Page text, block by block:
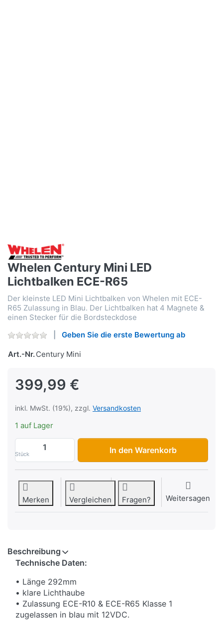
Whelen Century Mini LED
Lichtbalken ECE-R65
Der kleinste LED Mini Lichtbalken von Whelen mit ECE-
R65 Zulassung in Blau. Der Lichtbalken hat 4 Magnete &
einen Stecker für die Bordsteckdose
Geben Sie die erste Bewertung ab
Art.-Nr.Century Mini
399,99 €
inkl. MwSt. (19%), zzgl. Versandkosten
1 auf Lager
Stück
Whelen Century Mini LED Lichtbalken
In den Warenkorb
Merken Vergleichen Fragen? Weitersagen
Beschreibung
Technische Daten:
• Länge 292mm
• klare Lichthaube
• Zulassung ECE-R10 & ECE-R65 Klasse 1
zugelassen in blau mit 12VDC.